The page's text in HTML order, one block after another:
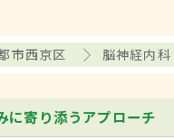
市西京区 脳神経内科
に寄り添うアプローチ